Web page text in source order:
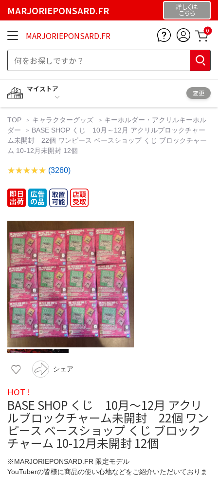
MARJORIEPONSARD.FR 詳しくは
こちら
MARJORIEPONSARD.FR 0
マイストア
変更
TOP キャラクターグッズ
キーホルダー・アクリルキーホル
ダー
BASE SHOP くじ 10月～12月 アクリルブロックチャー
ム未開封 22個 ワンピース ベースショップ くじ ブロックチャー
ム 10-12月未開封 12個
(3260)
シェア
HOT !
BASE SHOP くじ 10月～12月 アクリ
ルブロックチャーム未開封 22個 ワン
ピース ベースショップ くじ ブロック
チャーム 10-12月未開封 12個
※MARJORIEPONSARD.FR 限定モデル
YouTuberの皆様に商品の使い心地などをご紹介いただいておりま